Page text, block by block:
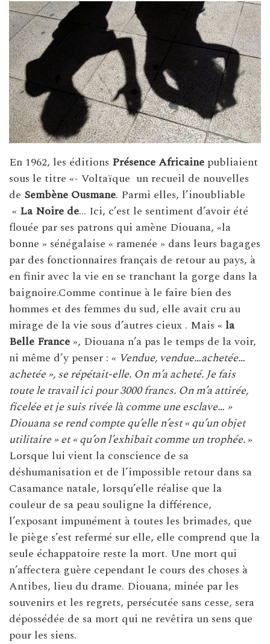
En 1962, les éditions Présence Africaine publiaient
sous le titre «- Voltaïque un recueil de nouvelles
de Sembène Ousmane. Parmi elles, l’inoubliable
« La Noire de… Ici, c’est le sentiment d’avoir été
flouée par ses patrons qui amène Diouana, «la
bonne » sénégalaise « ramenée » dans leurs bagages
par des fonctionnaires français de retour au pays, à
en finir avec la vie en se tranchant la gorge dans la
baignoire.Comme continue à le faire bien des
hommes et des femmes du sud, elle avait cru au
mirage de la vie sous d’autres cieux . Mais « la
Belle France», Diouana n’a pas le temps de la voir,
ni même d’y penser : « Vendue, vendue…achetée…
achetée », se répétait-elle. On m’a acheté. Je fais
toute le travail ici pour 3000 francs. On m’a attirée,
ficelée et je suis rivée là comme une esclave… »
Diouana se rend compte qu’elle n’est « qu’un objet
utilitaire » et « qu’on l’exhibait comme un trophée.»
Lorsque lui vient la conscience de sa
déshumanisation et de l’impossible retour dans sa
Casamance natale, lorsqu’elle réalise que la
couleur de sa peau souligne la différence,
l’exposant impunément à toutes les brimades, que
le piège s’est refermé sur elle, elle comprend que la
seule échappatoire reste la mort. Une mort qui
n’affectera guère cependant le cours des choses à
Antibes, lieu du drame. Diouana, minée par les
souvenirs et les regrets, persécutée sans cesse, sera
dépossédée de sa mort qui ne revêtira un sens que
pour les siens.